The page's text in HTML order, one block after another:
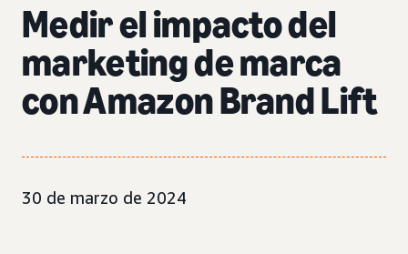
Medirel impacto del
marketing de marca
con Amazon Brand Lift
30 de marzo de 2024